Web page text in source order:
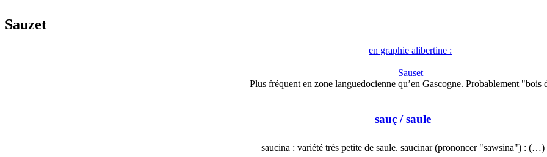
Sauzet
en graphie alibertine :
Sauset
Plus fréquent en zone languedocienne qu’en Gascogne. Probablement
sauç/ saule
saucina : variété très petite de saule. saucinar (prononcer "sawsina") : (…)